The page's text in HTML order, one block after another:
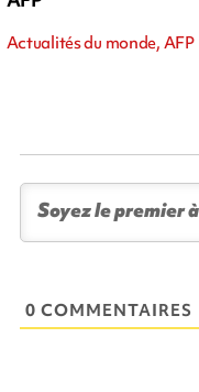
Actualités du monde, AFP
0 COMMENTAIRES